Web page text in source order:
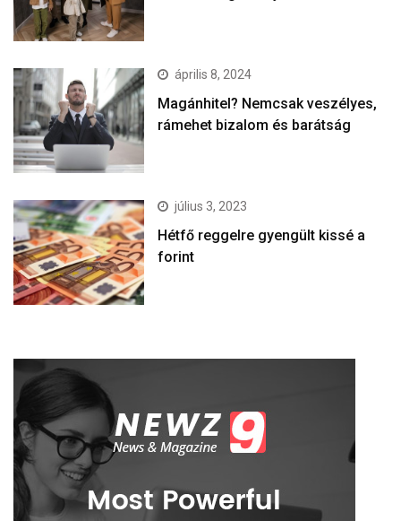
április 8, 2024
Magánhitel? Nemcsak veszélyes,
rámehet bizalom és barátság
július 3, 2023
Hétfő reggelre gyengült kissé a
forint